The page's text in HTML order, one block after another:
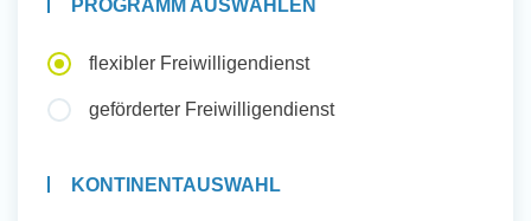
Auslandserfahrung Sammeln
und Sozial Engagieren
Initiativbewerbung
PROGRAMM AUSWÄHLEN
flexibler Freiwilligendienst
geförderter Freiwilligendienst
KONTINENTAUSWAHL